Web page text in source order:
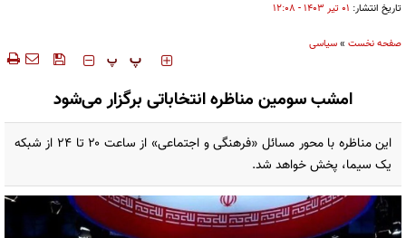
تاریخ انتشار: ۰۱ تير ۱۴۰۳ - ۱۲:۰۸
صفحه نخست »سیاسی
‍‍‍ پ پ
امشب سومین مناظره انتخاباتی برگزار می‌شود
این مناظره با محور مسائل «فرهنگی و اجتماعی» از ساعت ۲۰ تا ۲۴ از شبکه
یک سیما، پخش خواهد شد.